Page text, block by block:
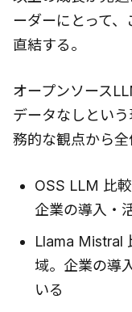
ーダーにとって
直結する。
オープンソース
データなしとい
務的な観点から全
OSS LLM 比
企業の導入・
Llama Mistral
域。企業の導
いる